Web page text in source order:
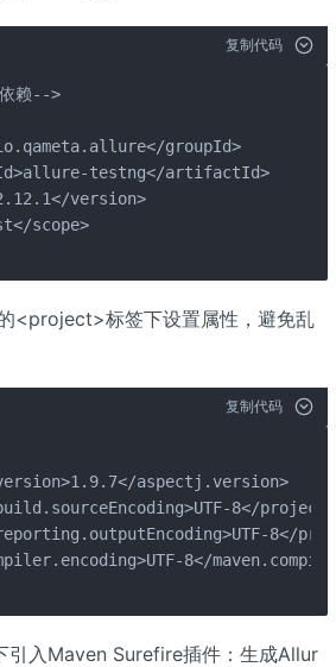
复制代码
赖-->
groupId>
testng</artifactId>
version>
scope>
<project>标签下设置属性，避免乱
复制代码
aspectj.version>
8</
8</
8</
入Maven Surefire插件：生成Allur